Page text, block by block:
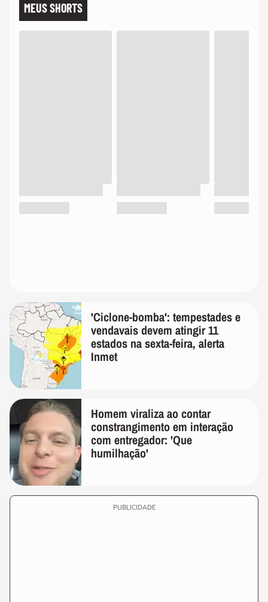
MEUS SHORTS
'Ciclone-bomba': tempestades e
vendavais devem atingir 11
estados na sexta-feira, alerta
Inmet
Homem viraliza ao contar
constrangimento em interação
com entregador: 'Que
humilhação'
PUBLICIDADE